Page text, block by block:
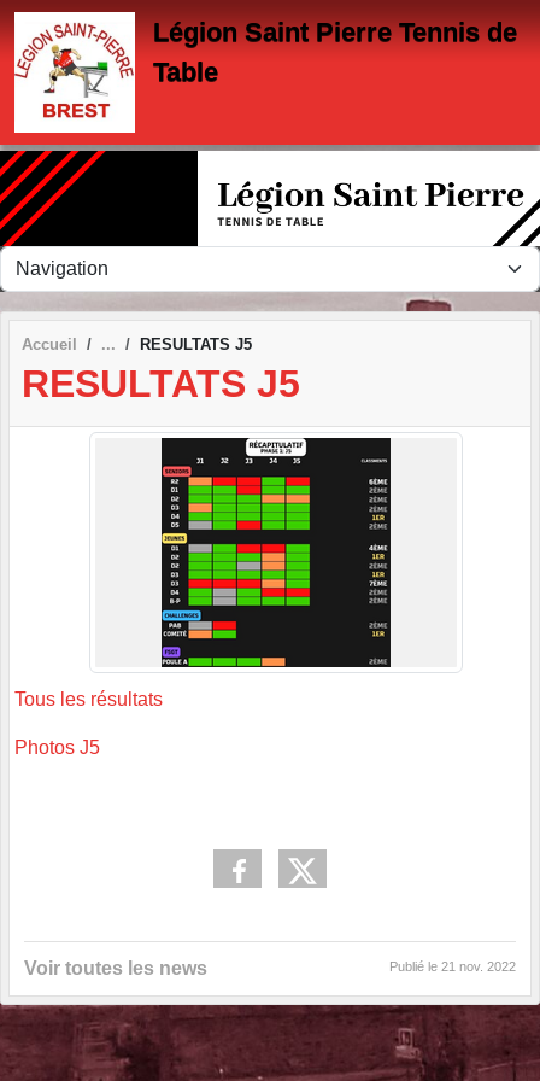
Légion Saint Pierre Tennis de
Table
Accueil RESULTATS J5
RESULTATS J5
Tous les résultats
Photos J5
Voir toutes les news Publié le 21 nov. 2022
Panneau de gestion des cookies